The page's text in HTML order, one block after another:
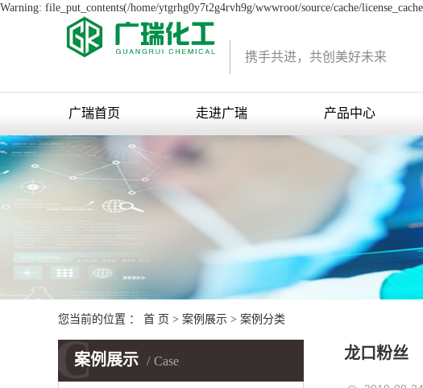
Warning: file_put_contents(/home/ytgrhg0y7t2g4rvh9g/wwwroot/source/cache/
携手共进，共创美好未来
广瑞首页 走进广瑞 产品中心
您当前的位置 ： 首 页 > 案例展示 > 案例分类
案例展示 Case
C 龙口粉丝